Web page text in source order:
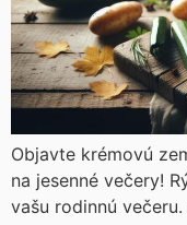
Objavte krémovú
na jesenné večery!
vašu rodinnú